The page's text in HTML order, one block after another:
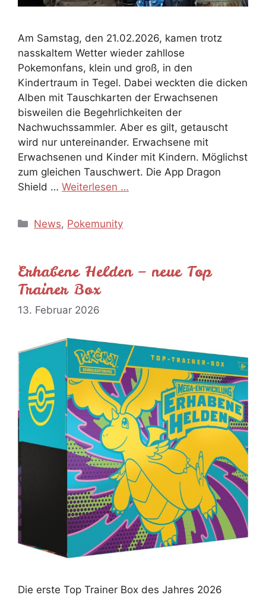
Am Samstag, den 21.02.2026, kamen trotz
nasskaltem Wetter wieder zahllose
Pokemonfans, klein und groß, in den
Kindertraum in Tegel. Dabei weckten die dicken
Alben mit Tauschkarten der Erwachsenen
bisweilen die Begehrlichkeiten der
Nachwuchssammler. Aber es gilt, getauscht
wird nur untereinander. Erwachsene mit
Erwachsenen und Kinder mit Kindern. Möglichst
zum gleichen Tauschwert. Die App Dragon
Shield … Weiterlesen …
Kategorien
News, Pokemunity
Erhabene Helden – neue Top
Trainer Box
13. Februar 2026
Die erste Top Trainer Box des Jahres 2026